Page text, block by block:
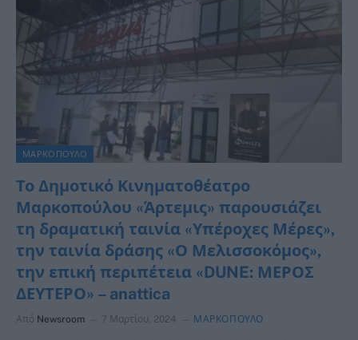
ΜΑΡΚΟΠΟΥΛΟ
Το Δημοτικό Κινηματοθέατρο
Μαρκοπούλου «Άρτεμις» παρουσιάζει
τη δραματική ταινία «Υπέροχες Μέρες»,
την ταινία δράσης «Ο Μελισσοκόμος»,
την επική περιπέτεια «DUNE: ΜΕΡΟΣ
ΔΕΥΤΕΡΟ» – anattica
Από Newsroom 7 Μαρτίου, 2024 ΜΑΡΚΟΠΟΥΛΟ